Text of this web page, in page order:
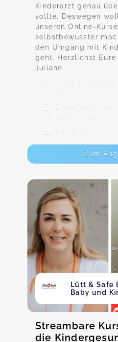
Kinderarzt genau
sollte. Deswegen
unseren Online-
selbstbewusster
den Umgang mit
geht. Herzlichst Eure
Juliane
Andersenstraße
Hamburg
Diese
keine Termine.
Ab 15,00 €
Zum
Lütt & Safe
Baby und
Streambare
die